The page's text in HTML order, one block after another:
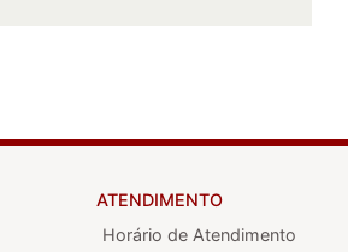
ATENDIMENTO
Horário de Atendimento